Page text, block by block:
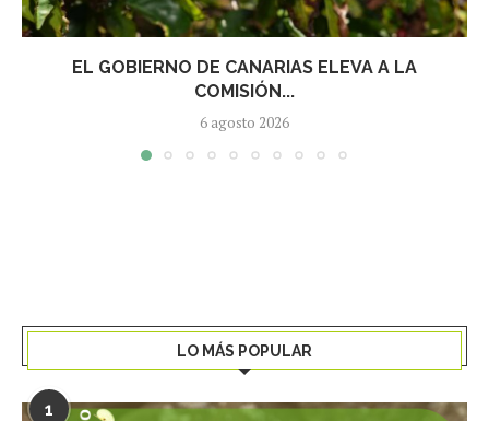
EL GOBIERNO DE CANARIAS ELEVA A LA
COMISIÓN...
6 agosto 2026
LO MÁS POPULAR
1